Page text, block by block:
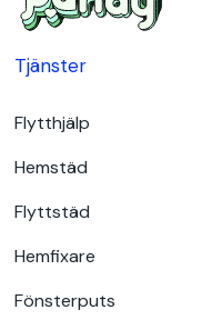
Tjänster
Flytthjälp
Hemstäd
Flyttstäd
Hemfixare
Fönsterputs